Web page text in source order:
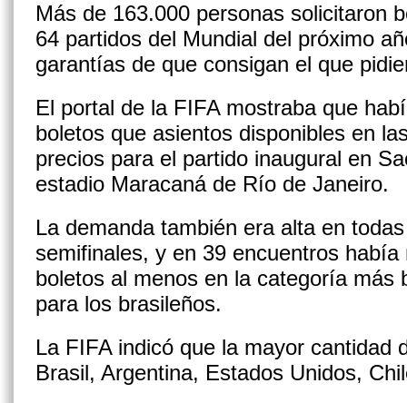
Más de 163.000 personas solicitaron
64 partidos del Mundial del próximo
garantías de que consigan el que
El portal de la FIFA mostraba que
boletos que asientos disponibles en
precios para el partido inaugural en
estadio Maracaná de Río de Janeiro.
La demanda también era alta en
semifinales, y en 39 encuentros
boletos al menos en la categoría más
para los brasileños.
La FIFA indicó que la mayor cantidad
Brasil, Argentina, Estados Unidos,